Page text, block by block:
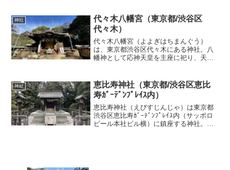
れ、「銭洗いの井」で金銭などを清め財
布などに収めておくと財運...
神社
代々木八幡宮（東京都/渋谷区
代々木）
代々木八幡宮（よよぎはちまんぐう）
は、東京都渋谷区代々木にある神社。八
幡神として応神天皇を主座に祀り、天祖
家公（第2代将軍）に由縁（ゆかり）のあ
る武士、荒井外記智明...
神社
恵比寿神社（東京都/渋谷区恵比
寿ｶﾞｰﾃﾞﾝﾌﾟﾚｲｽ内）
恵比寿神社（えびすじんじゃ）は東京都
渋谷区恵比寿ｶﾞｰﾃﾞﾝﾌﾟﾚｲｽ内（サッポロ
ビール本社ビル横）に鎮座する神社。日